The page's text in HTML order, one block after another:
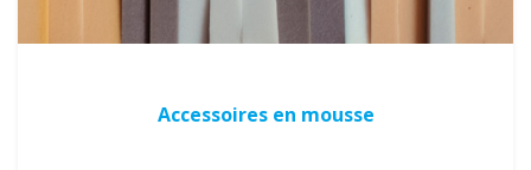
Accessoires en mousse